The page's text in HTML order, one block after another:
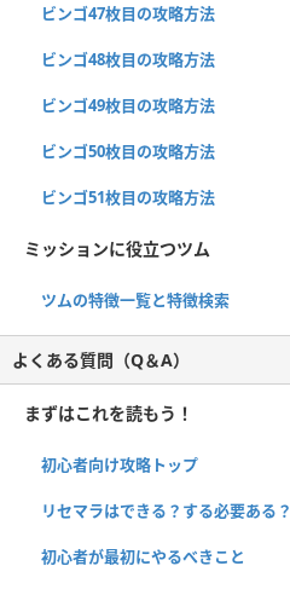
ビンゴ47枚目の攻略方法
ビンゴ48枚目の攻略方法
ビンゴ49枚目の攻略方法
ビンゴ50枚目の攻略方法
ビンゴ51枚目の攻略方法
ミッションに役立つツム
ツムの特徴一覧と特徴検索
よくある質問（Q＆A）
まずはこれを読もう！
初心者向け攻略トップ
リセマラはできる？する必要ある？
初心者が最初にやるべきこと